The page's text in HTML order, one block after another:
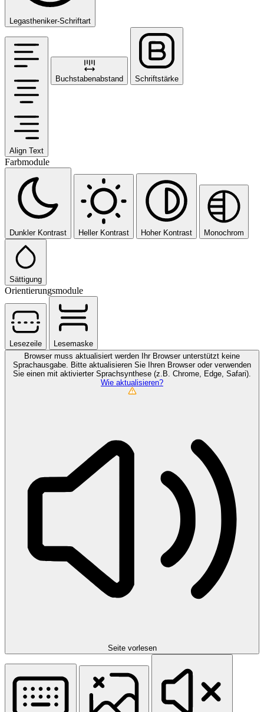
Legastheniker-Schriftart
Align Text
Buchstabenabstand Schriftstärke
Farbmodule
Dunkler Kontrast Heller Kontrast Hoher Kontrast Monochrom
Sättigung
Orientierungsmodule
Lesezeile
Lesemaske
Browser muss aktualisiert werden
Ihr Browser unterstützt keine
Sprachausgabe. Bitte aktualisieren Sie Ihren Browser oder verwenden
Sie einen mit aktivierter Sprachsynthese (z.B. Chrome, Edge, Safari).
Wie aktualisieren?
Seite vorlesen